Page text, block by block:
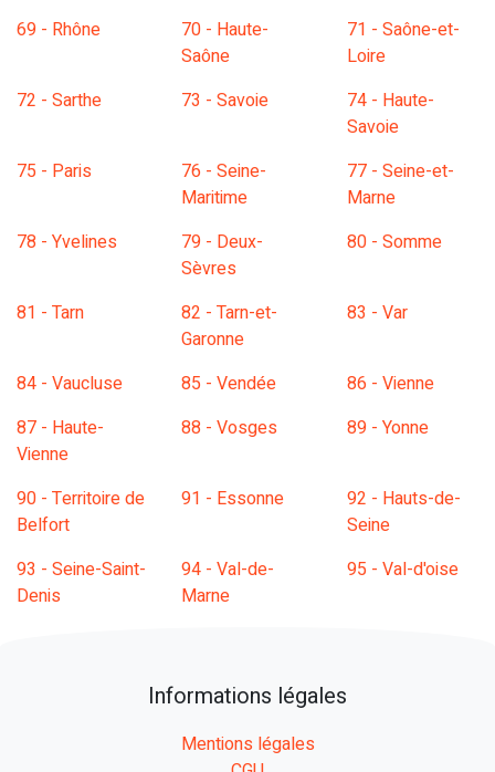
69 - Rhône
70 - Haute-
Saône
71 - Saône-et-
Loire
72 - Sarthe
73 - Savoie
74 - Haute-
Savoie
75 - Paris
76 - Seine-
Maritime
77 - Seine-et-
Marne
78 - Yvelines
79 - Deux-
Sèvres
80 - Somme
81 - Tarn
82 - Tarn-et-
Garonne
83 - Var
84 - Vaucluse 85 - Vendée
86 - Vienne
87 - Haute-
Vienne
88 - Vosges 89 - Yonne
90 - Territoire de
Belfort
91 - Essonne
92 - Hauts-de-
Seine
93 - Seine-Saint-
Denis
94 - Val-de-
Marne
95 - Val-d'oise
Informations légales
Mentions légales